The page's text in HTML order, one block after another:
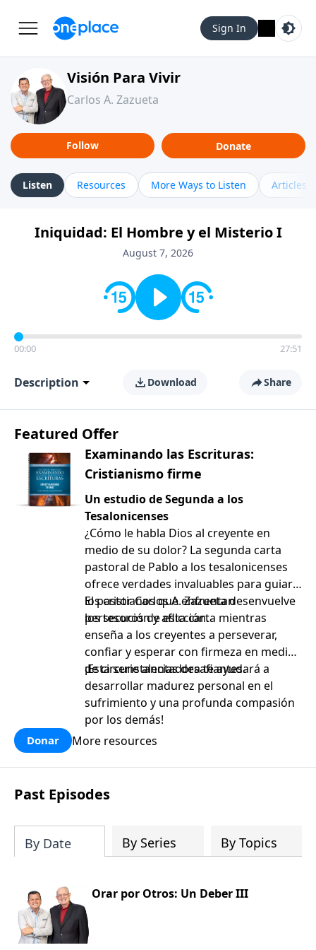
Sign In
Visión Para Vivir
Carlos A. Zazueta
Follow Donate
Listen Resources More Ways to Listen Articles
Iniquidad: El Hombre y el Misterio I
August 7, 2026
00:00 27:51
Description Download Share
Featured Offer
Examinando las Escrituras:
Cristianismo firme
Un estudio de Segunda a los
Tesalonicenses
¿Cómo le habla Dios al creyente en
medio de su dolor? La segunda carta
pastoral de Pablo a los tesalonicenses
ofrece verdades invaluables para guiar a
los cristianos que enfrentan
persecución y aflicción.
El pastor Carlos A. Zazueta desenvuelve
los tesoros de esta carta mientras
enseña a los creyentes a perseverar,
confiar y esperar con firmeza en medio
de circunstancias desafiantes.
¡Esta serie alentadora te ayudará a
desarrollar madurez personal en el
sufrimiento y una profunda compasión
por los demás!
Donar More resources
Past Episodes
By Date By Series By Topics
Orar por Otros: Un Deber III